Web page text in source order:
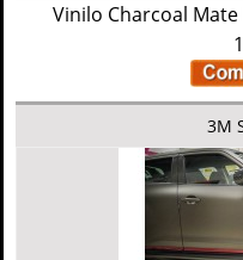
Vinilo Charcoal
3M